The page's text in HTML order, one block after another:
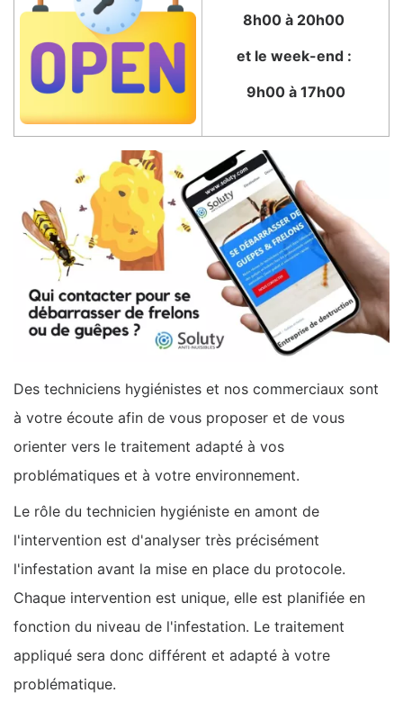
8h00 à 20h00
et le week-end :
9h00 à 17h00
Des techniciens hygiénistes et nos commerciaux sont
à votre écoute afin de vous proposer et de vous
orienter vers le traitement adapté à vos
problématiques et à votre environnement.
Le rôle du technicien hygiéniste en amont de
l'intervention est d'analyser très précisément
l'infestation avant la mise en place du protocole.
Chaque intervention est unique, elle est planifiée en
fonction du niveau de l'infestation. Le traitement
appliqué sera donc différent et adapté à votre
problématique.